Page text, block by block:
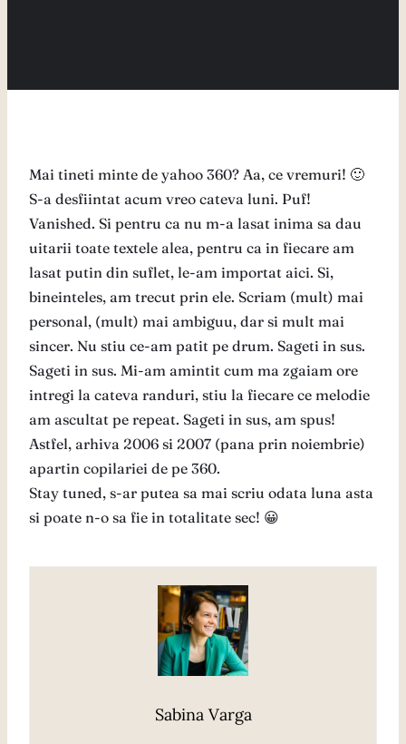
Mai tineti minte de yahoo 360? Aa, ce vremuri! 🙂
S-a desfiintat acum vreo cateva luni. Puf!
Vanished. Si pentru ca nu m-a lasat inima sa dau
uitarii toate textele alea, pentru ca in fiecare am
lasat putin din suflet, le-am importat aici. Si,
bineinteles, am trecut prin ele. Scriam (mult) mai
personal, (mult) mai ambiguu, dar si mult mai
sincer. Nu stiu ce-am patit pe drum. Sageti in sus.
Sageti in sus. Mi-am amintit cum ma zgaiam ore
intregi la cateva randuri, stiu la fiecare ce melodie
am ascultat pe repeat. Sageti in sus, am spus!
Astfel, arhiva 2006 si 2007 (pana prin noiembrie)
apartin copilariei de pe 360.
Stay tuned, s-ar putea sa mai scriu odata luna asta
si poate n-o sa fie in totalitate sec! 😀
Sabina Varga